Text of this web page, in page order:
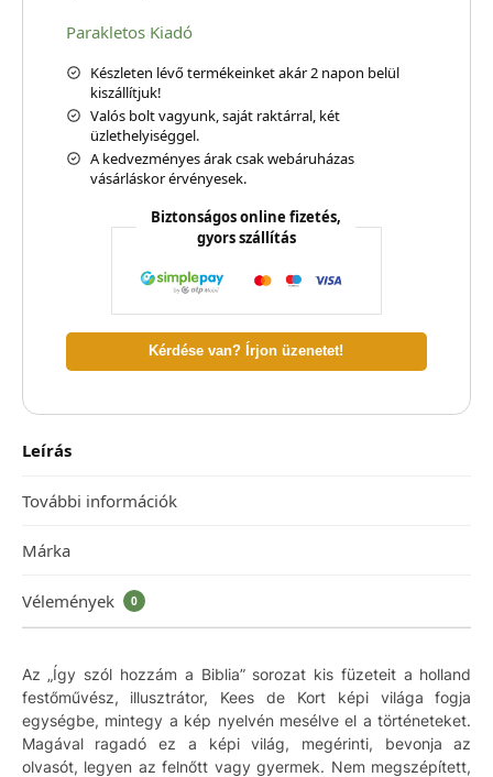
Parakletos Kiadó
Készleten lévő termékeinket akár 2 napon belül
kiszállítjuk!
Valós bolt vagyunk, saját raktárral, két
üzlethelyiséggel.
A kedvezményes árak csak webáruházas
vásárláskor érvényesek.
Biztonságos online fizetés,
gyors szállítás
Kérdése van? Írjon üzenetet!
Leírás
További információk
Márka
Vélemények 0
Az „Így szól hozzám a Biblia” sorozat kis füzeteit a holland
festőművész, illusztrátor, Kees de Kort képi világa fogja
egységbe, mintegy a kép nyelvén mesélve el a történeteket.
Magával ragadó ez a képi világ, megérinti, bevonja az
olvasót, legyen az felnőtt vagy gyermek. Nem megszépített,